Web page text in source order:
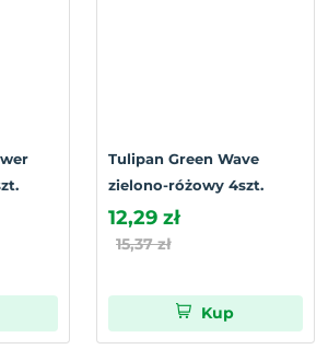
Tulipan Green Wave
zielono-różowy 4szt.
12,29 zł
15,37 zł
Kup